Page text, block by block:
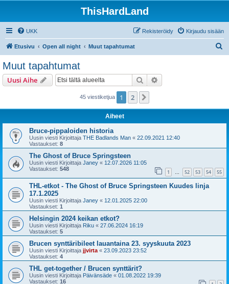
ThisHardLand
UKK Kirjaudu sisään
Rekisteröidy
Etusivu Open all night Muut tapahtumat
Muut tapahtumat
Uusi Aihe Etsi
45 viestiketjua 1 2
Aiheet
Bruce-pippaloiden historia
Uusin viesti Kirjoittaja THE Badlands Man « 22.09.2021 12:40
Vastaukset: 8
The Ghost of Bruce Springsteen
Uusin viesti Kirjoittaja Janey « 12.07.2026 11:05
Vastaukset: 548 1 … 52 53 54 55
THL-etkot - The Ghost of Bruce Springsteen Kuudes linja
17.1.2025
Uusin viesti Kirjoittaja Janey « 12.01.2025 22:00
Vastaukset: 1
Helsingin 2024 keikan etkot?
Uusin viesti Kirjoittaja Riku « 27.06.2024 16:19
Vastaukset: 5
Brucen synttäribileet lauantaina 23. syyskuuta 2023
Uusin viesti Kirjoittaja jjvirta « 23.09.2023 23:52
Vastaukset: 4
THL get-together / Brucen synttärit?
Uusin viesti Kirjoittaja Päivänsäde « 01.08.2022 19:39
Vastaukset: 16